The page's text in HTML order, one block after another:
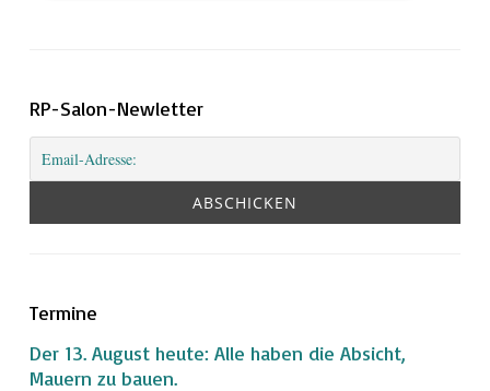
RP-Salon-Newletter
Termine
Der 13. August heute: Alle haben die Absicht,
Mauern zu bauen.